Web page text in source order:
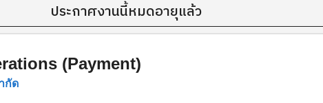
ประกาศงานนี้หมดอายุแล้ว
(Payment)
กัด